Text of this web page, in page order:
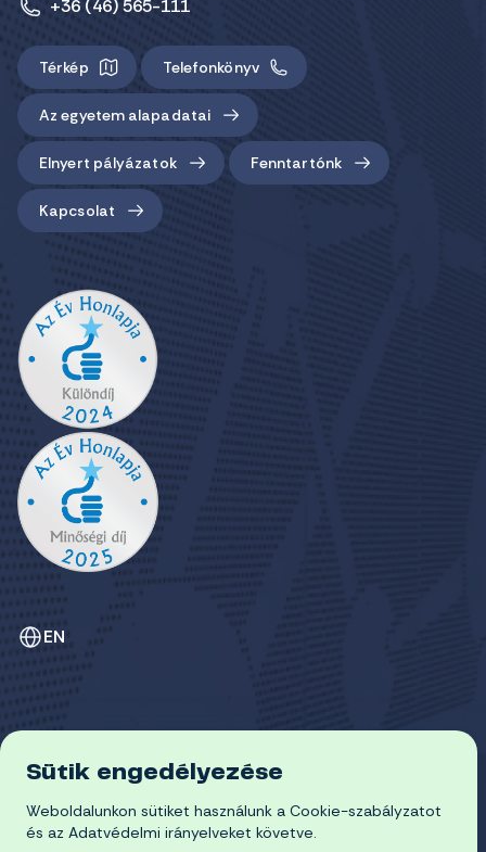
+36 (46) 565-111
Térkép Telefonkönyv
Az egyetem alapadatai
Elnyert pályázatok Fenntartónk
Kapcsolat
EN
© 2026 Miskolci Egyetem
ADATVÉDELEM
COOKIE-SZABÁLYZAT
Sütik engedélyezése
Weboldalunkon sütiket használunk a Cookie-szabályzatot
és az Adatvédelmi irányelveket követve.